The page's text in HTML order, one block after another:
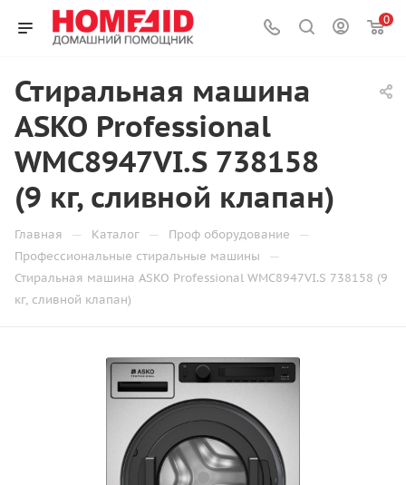
0
Стиральная машина
ASKO Professional
WMC8947VI.S 738158
(9 кг, сливной клапан)
Главная — Каталог — Проф оборудование —
Профессиональные стиральные машины —
Стиральная машина ASKO Professional WMC8947VI.S 738158 (9
кг, сливной клапан)